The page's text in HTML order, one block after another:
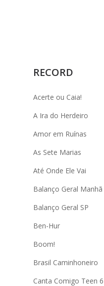
RECORD
Acerte ou Caia!
A Ira do Herdeiro
Amor em Ruínas
As Sete Marias
Até Onde Ele Vai
Balanço Geral Manhã
Balanço Geral SP
Ben-Hur
Boom!
Brasil Caminhoneiro
Canta Comigo Teen 6